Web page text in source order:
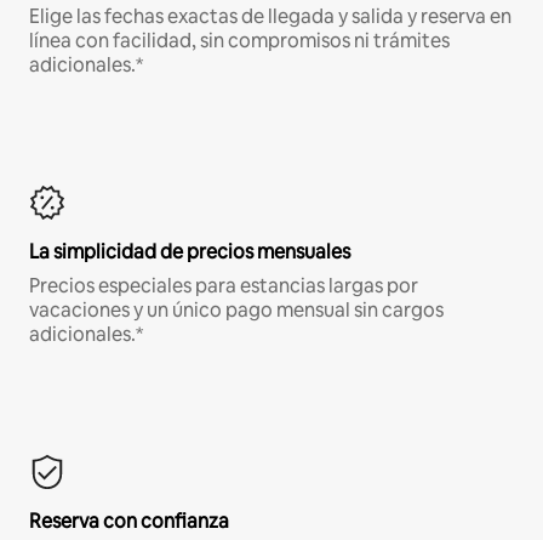
Elige las fechas exactas de llegada y salida y reserva en
línea con facilidad, sin compromisos ni trámites
adicionales.*
La simplicidad de precios mensuales
Precios especiales para estancias largas por
vacaciones y un único pago mensual sin cargos
adicionales.*
Reserva con confianza